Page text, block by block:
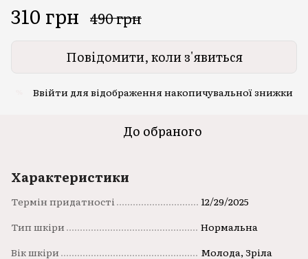
310 грн 490 грн
Повідомити, коли з'явиться
Ввійти для відображення накопичувальної знижки
До обраного
Характеристики
Термін придатності
12/29/2025
Тип шкіри
Нормальна
Вік шкіри
Молода, Зріла